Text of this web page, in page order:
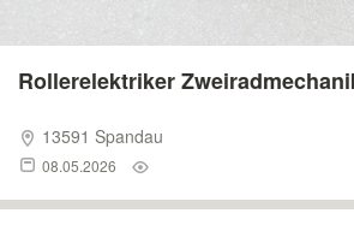
Rollerelektriker
13591 Spandau
08.05.2026